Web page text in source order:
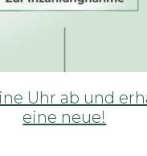
Uhr ab und
eine neue!